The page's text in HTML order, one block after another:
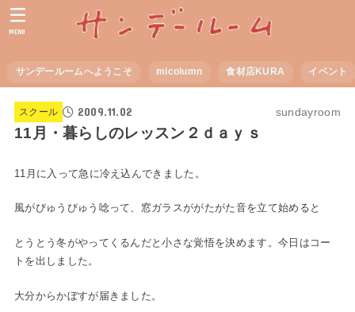
サンデールームへようこそ micolumn 食材店KURA イベント
MENU
スクール 2009.11.02 sundayroom
11月・暮らしのレッスン２ｄａｙｓ
11月に入って急に冷え込んできました。
風がびゅうびゅう唸って、窓ガラスががたがた音を立て始めると
とうとう冬がやってくるんだと小さな覚悟を決めます。今日はコー
トを出しました。
大分からかぼすが届きました。